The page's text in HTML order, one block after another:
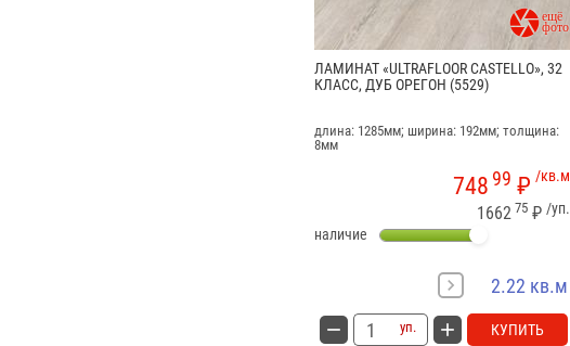

ЛАМИНАТ «ULTRAFLOOR CASTELLO», 32
КЛАСС, ДУБ ОРЕГОН (5529)
длина: 1285мм; ширина: 192мм; толщина:
8мм
/кв.м
748 99 ₽
/уп.
1662 75 ₽
наличие
2.22 кв.м
уп. КУПИТЬ